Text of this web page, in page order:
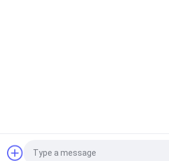
Tuyaux En Fonte
Demandez un devis